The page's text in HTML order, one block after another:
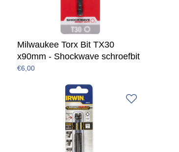
Milwaukee Torx Bit TX30
x90mm - Shockwave schroefbit
€6,00